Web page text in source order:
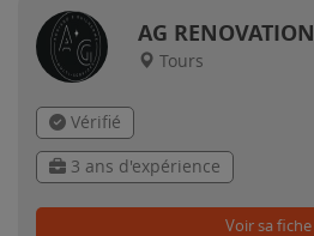
AG RENOVATION
Tours
Vérifié
3 ans d'expérience
Voir sa fiche